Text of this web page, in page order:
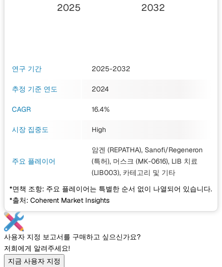
2025 2032
연구 기간 2025-2032
추정 기준 연도 2024
CAGR 16.4%
시장 집중도 High
주요 플레이어
암겐 (REPATHA), Sanofi/Regeneron
(특허), 머스크 (MK-0616), LIB 치료
(LIB003), 카테고리 및 기타
*면책 조항: 주요 플레이어는 특별한 순서 없이 나열되어 있습니다.
*출처: Coherent Market Insights
사용자 지정 보고서를 구매하고 싶으신가요?
저희에게 알려주세요!
지금 사용자 지정